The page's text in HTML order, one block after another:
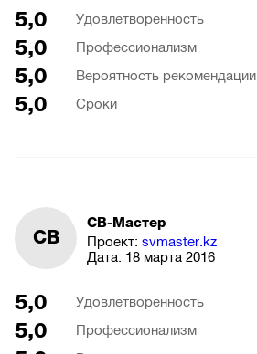
5,0 Удовлетворенность
5,0 Профессионализм
5,0 Вероятность рекомендации
5,0 Сроки
СВ
СВ-Мастер
Проект: svmaster.kz
Дата: 18 марта 2016
5,0 Удовлетворенность
5,0 Профессионализм